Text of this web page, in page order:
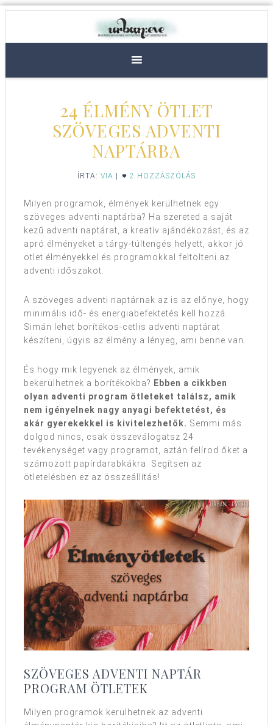
24 ÉLMÉNY ÖTLET
SZÖVEGES ADVENTI
NAPTÁRBA
ÍRTA: VIA 2 HOZZÁSZÓLÁS
Milyen programok, élmények kerülhetnek egy
szöveges adventi naptárba? Ha szereted a saját
kezű adventi naptárat, a kreatív ajándékozást, és az
apró élményeket a tárgy-túltengés helyett, akkor jó
ötlet élményekkel és programokkal feltölteni az
adventi időszakot.
A szöveges adventi naptárnak az is az előnye, hogy
minimális idő- és energiabefektetés kell hozzá.
Simán lehet borítékos-cetlis adventi naptárat
készíteni, úgyis az élmény a lényeg, ami benne van.
És hogy mik legyenek az élmények, amik
bekerülhetnek a borítékokba? Ebben a cikkben
olyan adventi program ötleteket találsz, amik
nem igényelnek nagy anyagi befektetést, és
akár gyerekekkel is kivitelezhetők. Semmi más
dolgod nincs, csak összeválogatsz 24
tevékenységet vagy programot, aztán felírod őket a
számozott papírdarabkákra. Segítsen az
ötletelésben ez az összeállítás!
SZÖVEGES ADVENTI NAPTÁR
PROGRAM ÖTLETEK
Milyen programok kerülhetnek az adventi